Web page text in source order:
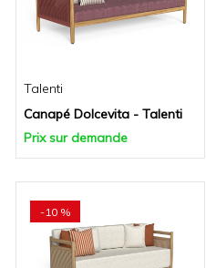
Talenti
Canapé Dolcevita - Talenti
Prix sur demande
-10 %